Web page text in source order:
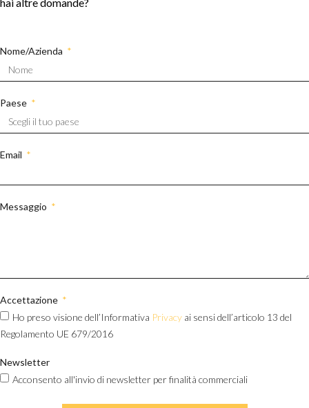
hai altre domande?
Nome/Azienda
Paese
Email
Messaggio
Accettazione
Ho preso visione dell’Informativa Privacy ai sensi dell’articolo 13 del
Regolamento UE 679/2016
Newsletter
Acconsento all'invio di newsletter per finalità commerciali